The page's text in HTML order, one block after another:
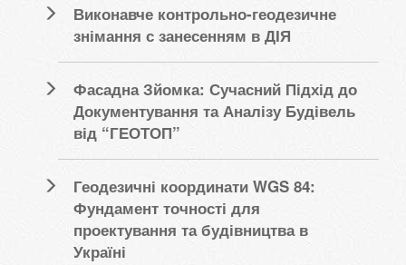
Виконавче контрольно-геодезичне
знімання с занесенням в ДІЯ
Фасадна Зйомка: Сучасний Підхід до
Документування та Аналізу Будівель
від “ГЕОТОП”
Геодезичні координати WGS 84:
Фундамент точності для
проектування та будівництва в
Україні